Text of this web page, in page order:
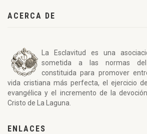
ACERCA DE
La Esclavitud es una
sometida a las normas del
constituida para promover
vida cristiana más perfecta, el ejercicio
evangélica y el incremento de la
Cristo de La Laguna.
ENLACES